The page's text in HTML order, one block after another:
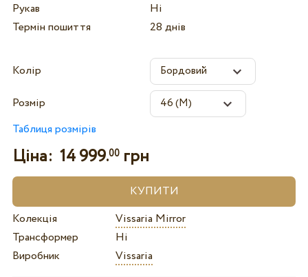
Рукав
Ні
Термін пошиття
28 днів
Колір
Розмір
Таблиця розмірів
Ціна: 14 999.00грн
Колекція
Vissaria Mirror
Трансформер
Ні
Виробник
Vissaria